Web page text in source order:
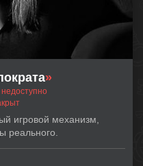
»
игровой механизм,
реального.